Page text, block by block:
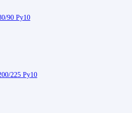
90 Ру10
225 Ру10